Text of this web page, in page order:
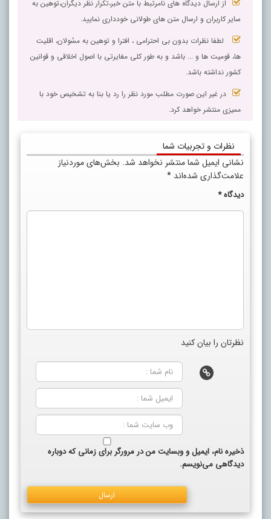
از ارسال دیدگاه های نامرتبط با متن خبر،تکرار نظر دیگران،توهین به
سایر کاربران و ارسال متن های طولانی خودداری نمایید.
لطفا نظرات بدون بی احترامی ، افترا و توهین به مسٔولان، اقلیت
ها، قومیت ها و ... باشد و به طور کلی مغایرتی با اصول اخلاقی و قوانین
کشور نداشته باشد.
در غیر این صورت مطلب مورد نظر را رد یا بنا به تشخیص خود با
ممیزی منتشر خواهد کرد.
نظرات و تجربیات شما
نشانی ایمیل شما منتشر نخواهد شد. بخش‌های موردنیاز
علامت‌گذاری شده‌اند *
دیدگاه*
نظرتان را بیان کنید
ذخیره نام، ایمیل و وبسایت من در مرورگر برای زمانی که دوباره
دیدگاهی می‌نویسم.